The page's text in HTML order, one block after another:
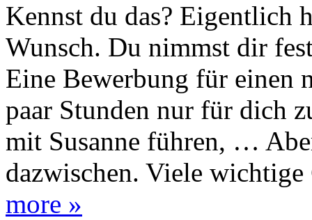
Kennst du das? Eigentlich
Wunsch. Du nimmst dir
Eine Bewerbung für einen
paar Stunden nur für dich
mit Susanne führen, …
dazwischen. Viele
more »